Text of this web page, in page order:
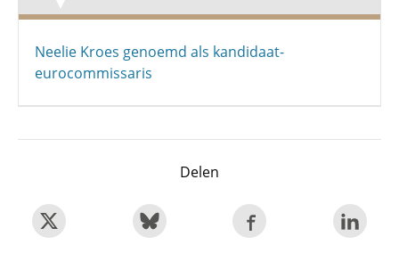
Neelie Kroes genoemd als kandidaat-
eurocommissaris
Delen